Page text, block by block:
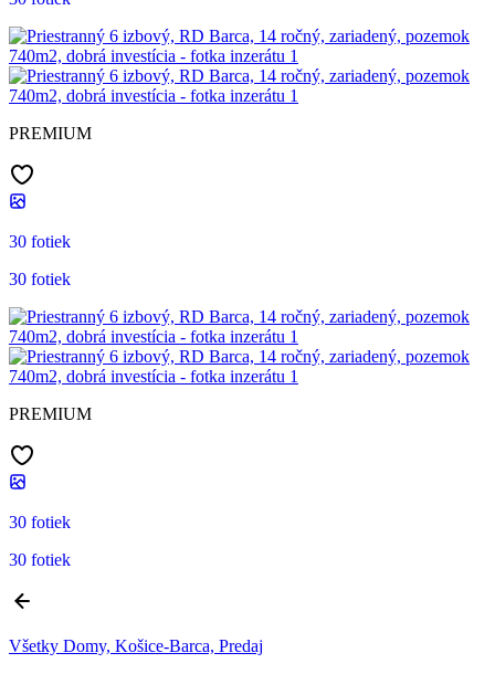
PREMIUM
30 fotiek
30 fotiek
PREMIUM
30 fotiek
30 fotiek
Všetky Domy, Košice-Barca, Predaj